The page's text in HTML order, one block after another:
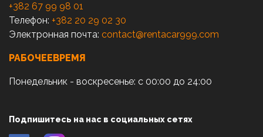
+382 67 99 98 01
Телефон: +382 20 29 02 30
Электронная почта: contact@rentacar999.com
РАБОЧЕЕВРЕМЯ
Понедельник - воскресенье: с 00:00 до 24:00
Подпишитесь на нас в социальных сетях